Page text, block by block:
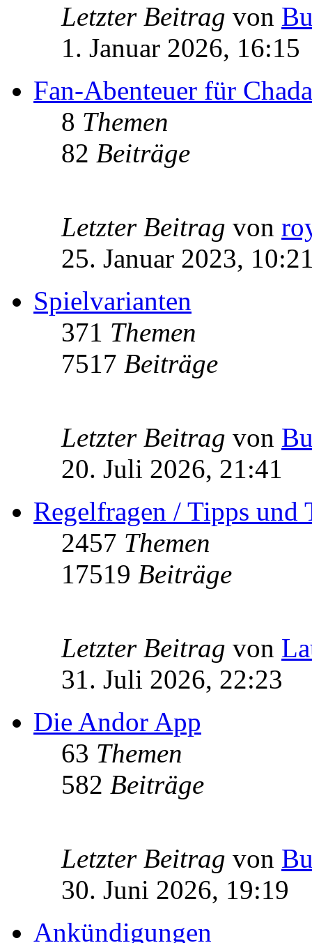
Letzter Beitrag von
1. Januar 2026, 16:15
Fan-Abenteuer für
8 Themen
82 Beiträge
Letzter Beitrag von
25. Januar 2023,
Spielvarianten
371 Themen
7517 Beiträge
Letzter Beitrag von
20. Juli 2026, 21:41
Regelfragen / Tipps und
2457 Themen
17519 Beiträge
Letzter Beitrag von
31. Juli 2026, 22:23
Die Andor App
63 Themen
582 Beiträge
Letzter Beitrag von
30. Juni 2026, 19:19
Ankündigungen